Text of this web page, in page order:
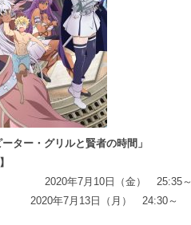
ター・グリルと賢者の時間」
2020年7月10日（金） 25:35～
2020年7月13日（月） 24:30～